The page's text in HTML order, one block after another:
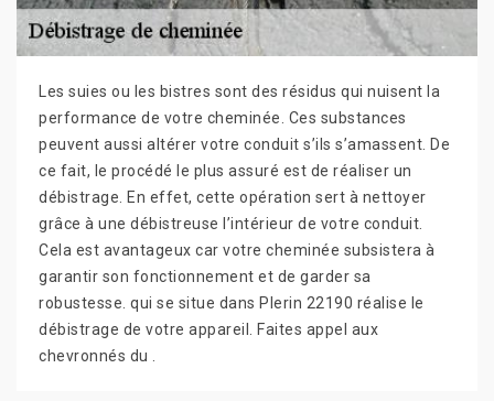
Les suies ou les bistres sont des résidus qui nuisent la
performance de votre cheminée. Ces substances
peuvent aussi altérer votre conduit s’ils s’amassent. De
ce fait, le procédé le plus assuré est de réaliser un
débistrage. En effet, cette opération sert à nettoyer
grâce à une débistreuse l’intérieur de votre conduit.
Cela est avantageux car votre cheminée subsistera à
garantir son fonctionnement et de garder sa
robustesse. qui se situe dans Plerin 22190 réalise le
débistrage de votre appareil. Faites appel aux
chevronnés du .